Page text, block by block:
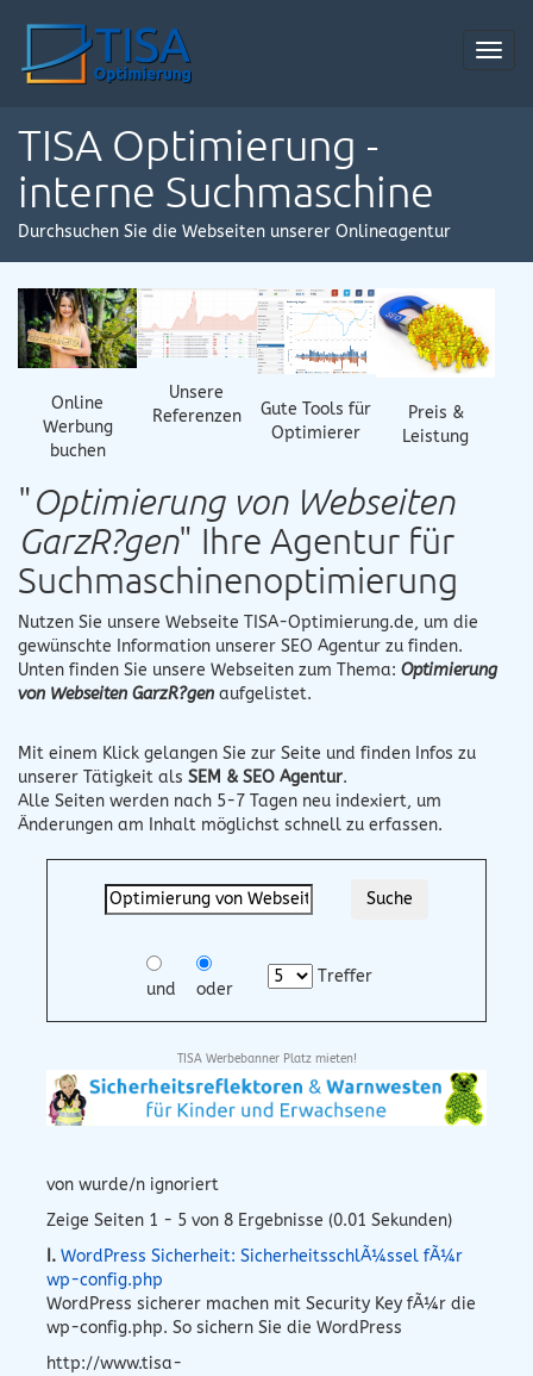
TISA Optimierung -
interne Suchmaschine
Durchsuchen Sie die Webseiten unserer Onlineagentur
Online
Werbung
buchen
Unsere
Referenzen
Gute Tools für
Optimierer
Preis &
Leistung
"Optimierung von Webseiten
GarzR?gen" Ihre Agentur für
Suchmaschinenoptimierung
Nutzen Sie unsere Webseite TISA-Optimierung.de, um die
gewünschte Information unserer SEO Agentur zu finden.
Unten finden Sie unsere Webseiten zum Thema: Optimierung
von Webseiten GarzR?gen aufgelistet.
Mit einem Klick gelangen Sie zur Seite und finden Infos zu
unserer Tätigkeit als SEM & SEO Agentur.
Alle Seiten werden nach 5-7 Tagen neu indexiert, um
Änderungen am Inhalt möglichst schnell zu erfassen.
und oder
Treffer
TISA Werbebanner Platz mieten!
von wurde/n ignoriert
Zeige Seiten 1 - 5 von 8 Ergebnisse (0.01 Sekunden)
I. WordPress Sicherheit: SicherheitsschlÃ¼ssel fÃ¼r
wp-config.php
WordPress sicherer machen mit Security Key fÃ¼r die
wp-config.php. So sichern Sie die WordPress
http://www.tisa-